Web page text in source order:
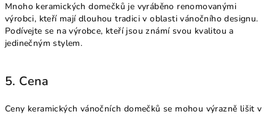
Mnoho keramických domečků je vyráběno renomovanými
výrobci, kteří mají dlouhou tradici v oblasti vánočního designu.
Podívejte se na výrobce, kteří jsou známí svou kvalitou a
jedinečným stylem.
5. Cena
Ceny keramických vánočních domečků se mohou výrazně lišit v